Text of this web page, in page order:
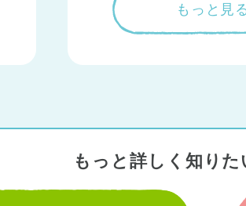
もっと見
もっと詳しく知り